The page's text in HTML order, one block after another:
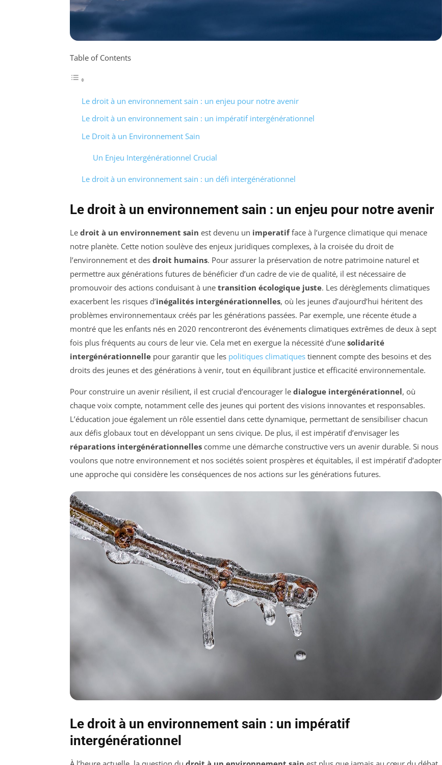
Table of Contents
Le droit à un environnement sain : un enjeu pour notre avenir
Le droit à un environnement sain : un impératif intergénérationnel
Le Droit à un Environnement Sain
Un Enjeu Intergénérationnel Crucial
Le droit à un environnement sain : un défi intergénérationnel
Le droit à un environnement sain : un enjeu pour notre avenir
Le droit à un environnement sain est devenu un imperatifface à l’urgence climatique qui menace
notre planète. Cette notion soulève des enjeux juridiques complexes, à la croisée du droit de
l’environnement et des droit humains. Pour assurer la préservation de notre patrimoine naturel et
permettre aux générations futures de bénéficier d’un cadre de vie de qualité, il est nécessaire de
promouvoir des actions conduisant à une transition écologique juste. Les dérèglements climatiques
exacerbent les risques d’inégalités intergénérationnelles, où les jeunes d’aujourd’hui héritent des
problèmes environnementaux créés par les générations passées. Par exemple, une récente étude a
montré que les enfants nés en 2020 rencontreront des événements climatiques extrêmes de deux à sept
fois plus fréquents au cours de leur vie. Cela met en exergue la nécessité d’une solidarité
intergénérationnelle pour garantir que les politiques climatiques tiennent compte des besoins et des
droits des jeunes et des générations à venir, tout en équilibrant justice et efficacité environnementale.
Pour construire un avenir résilient, il est crucial d’encourager le dialogue intergénérationnel, où
chaque voix compte, notamment celle des jeunes qui portent des visions innovantes et responsables.
L’éducation joue également un rôle essentiel dans cette dynamique, permettant de sensibiliser chacun
aux défis globaux tout en développant un sens civique. De plus, il est impératif d’envisager les
réparations intergénérationnelles comme une démarche constructive vers un avenir durable. Si nous
voulons que notre environnement et nos sociétés soient prospères et équitables, il est impératif d’adopter
une approche qui considère les conséquences de nos actions sur les générations futures.
Le droit à un environnement sain : un impératif
intergénérationnel